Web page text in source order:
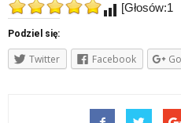
Podziel się:
Twitter Facebook